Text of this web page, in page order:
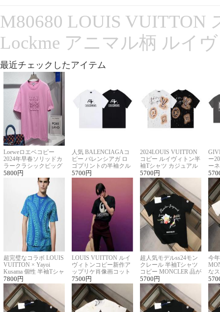
M80680 LOUIS VUITTON
Lockme アニマル柄 ルイ
最近チェックしたアイテム
Loeweロエベコピー
2024年早春ソリッドカ
ラークラシックビッグ
ロゴ刺繍Tシャツ
5800 円
人気 BALENCIAGAコ
ピー バレンシアガ ロ
ゴプリントの半袖クル
ーネックTシャツ
5700 円
2024LOUIS VUITTON
コピー ルイヴィトン半
袖Tシャツ カジュアル
に馴染む 2色展開
5700 円
ー
ー
ー
超完璧なコラボ LOUIS
VUITTON × Yayoi
Kusama 個性 半袖Tシャ
ツコピー男女兼用
7800 円
LOUIS VUITTON ルイ
ヴィトンコピー新作ア
ップリケ肖像画コット
ンニット半袖Tシャツ
7500 円
超人気モデルss24モン
クレール 半袖Tシャツ
コピー MONCLER 品が
良く見た目
5700 円
今
な
ル